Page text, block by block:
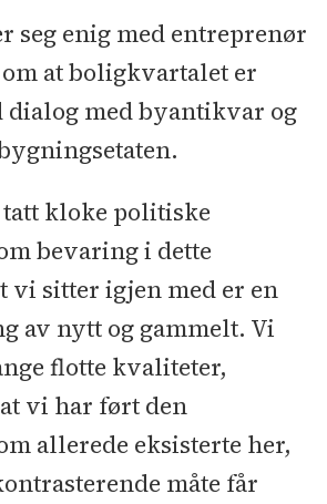
seg enig med entreprenør
at boligkvartalet er
dialog med byantikvar og
kloke politiske
bevaring i dette
vi sitter igjen med er en
av nytt og gammelt. Vi
flotte kvaliteter,
vi har ført den
allerede eksisterte her,
måte får